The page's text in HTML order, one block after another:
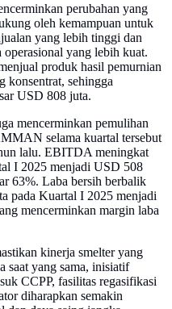
perubahan yang
oleh kemampuan untuk
yang lebih tinggi dan
yang lebih kuat.
produk hasil pemurnian
konsentrat, sehingga
USD 808 juta.
mencerminkan pemulihan
selama kuartal tersebut
lalu. EBITDA meningkat
I 2025 menjadi USD 508
63%. Laba bersih berbalik
pada Kuartal I 2025 menjadi
mencerminkan margin laba
kinerja smelter yang
saat yang sama, inisiatif
CCPP, fasilitas regasifikasi
diharapkan semakin